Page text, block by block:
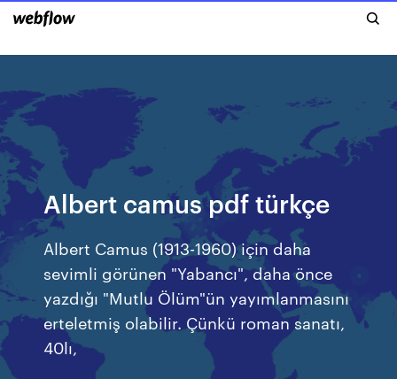
Albert camus pdf türkçe
Albert Camus (1913-1960) için daha
sevimli görünen "Yabancı", daha önce
yazdığı "Mutlu Ölüm"ün yayımlanmasını
erteletmiş olabilir. Çünkü roman sanatı,
40lı,